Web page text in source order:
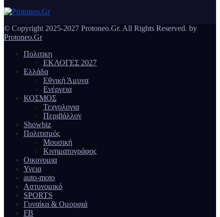
© Copyright 2025-2027 Protoneo.Gr. All Rights Reserved. by
Protoneo.Gr
Πολιτικη
ΕΚΛΟΓΕΣ 2027
Ελλάδα
Εθνική Άμυνα
Ενέργεια
ΚΟΣΜΟΣ
Τεχνολογια
Περιβάλλον
Showbiz
Πολιτισμός
Μουσική
Κινηματογράφος
Οικονομια
Υγεια
auto-moto
Αστυνομικό
SPORTS
Γυναίκα & Ομορφιά
FB